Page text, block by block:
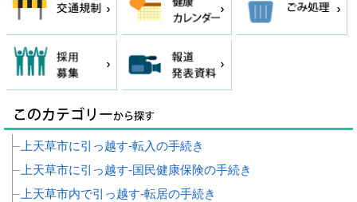
上天草市に引っ越す‐転入の手続き
上天草市に引っ越す‐国民健康保険の手続き
上天草市内で引っ越す‐転居の手続き